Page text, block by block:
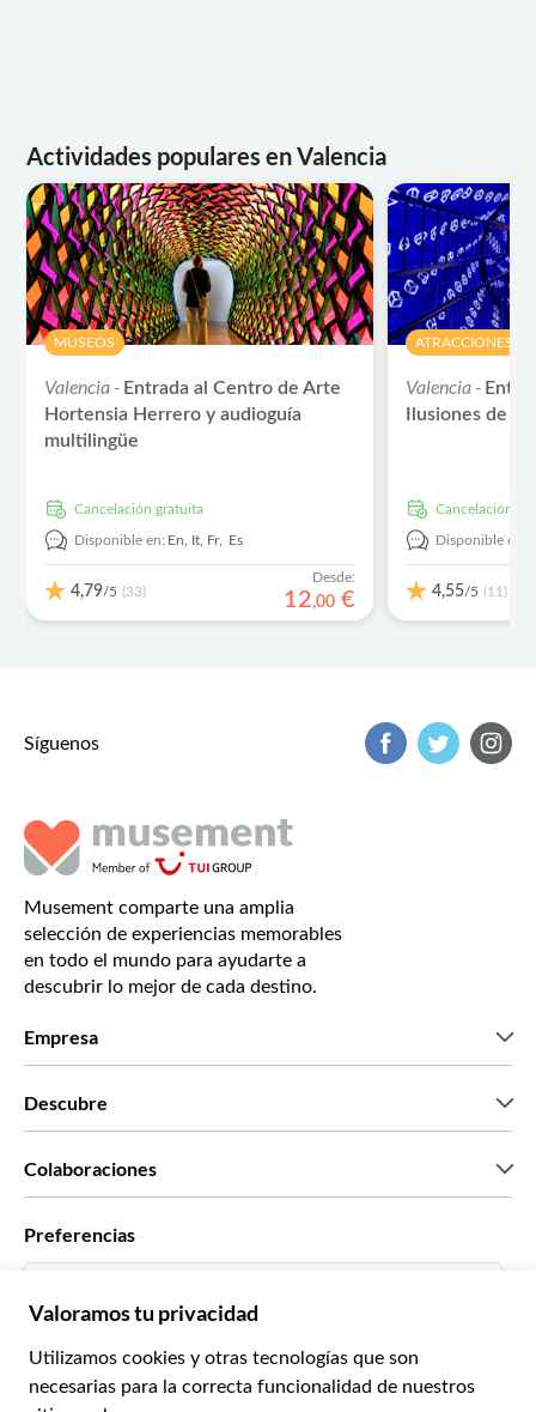
Actividades populares en Valencia
MUSEOS
Valencia - Entrada al Centro de Arte
Hortensia Herrero y audioguía
multilingüe
cancelación gratuita
Disponible en: En, It, Fr, Es
4,79/5 (33)
Desde:
12,00 €
ATRACCIONES Y
Valencia -
Ilusiones de
cancelación
Disponible en:
4,55/5 (11)
Síguenos
Musement comparte una amplia
selección de experiencias memorables
en todo el mundo para ayudarte a
descubrir lo mejor de cada destino.
Empresa
Descubre
Colaboraciones
Agencias de viajes
Conviértete en proveedor
Become a Distribution Partner
Preferencias
Español
Italiano
Français
€ Euro